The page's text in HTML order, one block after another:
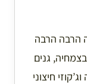
ששווה הרבה הרבה
גנים
חיצוני